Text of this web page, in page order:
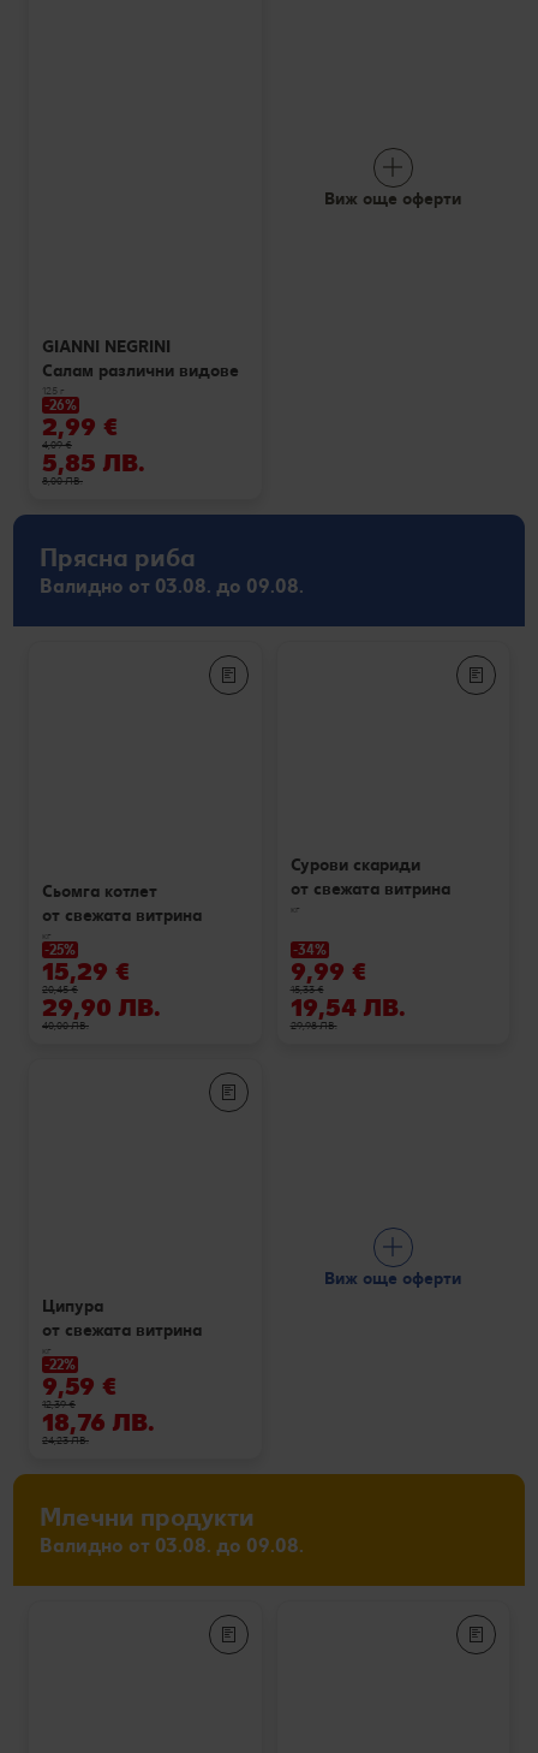
GIANNI NEGRINI
Салам различни видове
125 г
-26%
2,99 €
4,09 €
5,85 ЛВ.
8,00 ЛВ.
Виж още оферти
Прясна риба
Валидно от 03.08. до 09.08.
Сьомга котлет
от свежата витрина
кг
-25%
15,29 €
20,45 €
29,90 ЛВ.
40,00 ЛВ.
Сурови скариди
от свежата витрина
кг
-34%
9,99 €
15,33 €
19,54 ЛВ.
29,98 ЛВ.
Ципура
от свежата витрина
кг
-22%
9,59 €
12,39 €
18,76 ЛВ.
24,23 ЛВ.
Виж още оферти
Млечни продукти
Валидно от 03.08. до 09.08.